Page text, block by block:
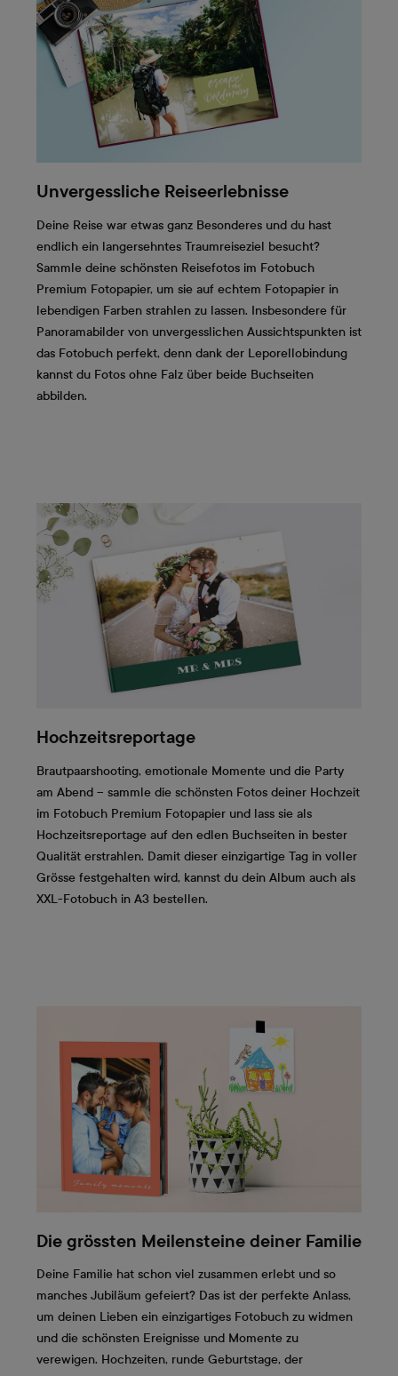
Unvergessliche Reiseerlebnisse
Deine Reise war etwas ganz Besonderes und du hast
endlich ein langersehntes Traumreiseziel besucht?
Sammle deine schönsten Reisefotos im Fotobuch
Premium Fotopapier, um sie auf echtem Fotopapier in
lebendigen Farben strahlen zu lassen. Insbesondere für
Panoramabilder von unvergesslichen Aussichtspunkten ist
das Fotobuch perfekt, denn dank der Leporellobindung
kannst du Fotos ohne Falz über beide Buchseiten
abbilden.
Hochzeitsreportage
Brautpaarshooting, emotionale Momente und die Party
am Abend – sammle die schönsten Fotos deiner Hochzeit
im Fotobuch Premium Fotopapier und lass sie als
Hochzeitsreportage auf den edlen Buchseiten in bester
Qualität erstrahlen. Damit dieser einzigartige Tag in voller
Grösse festgehalten wird, kannst du dein Album auch als
XXL-Fotobuch in A3 bestellen.
Die grössten Meilensteine deiner Familie
Deine Familie hat schon viel zusammen erlebt und so
manches Jubiläum gefeiert? Das ist der perfekte Anlass,
um deinen Lieben ein einzigartiges Fotobuch zu widmen
und die schönsten Ereignisse und Momente zu
verewigen. Hochzeiten, runde Geburtstage, der